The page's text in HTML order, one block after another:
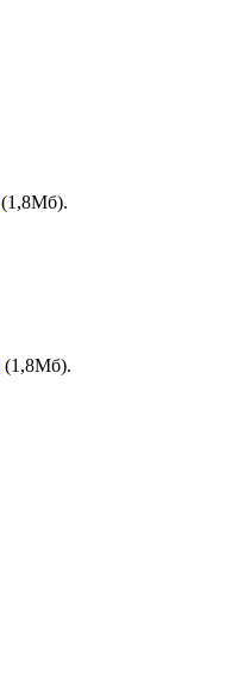
(1,8Мб).
(1,8Мб).